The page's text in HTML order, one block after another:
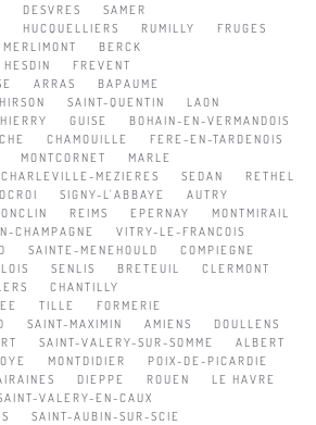
DESVRES
SAMER
HUCQUELLIERS RUMILLY
FRUGES
MERLIMONT
BERCK
HESDIN
FREVENT
ARRAS
BAPAUME
HIRSON SAINT-QUENTIN
LAON
GUISE
BOHAIN-EN-VERMANDOIS
CHAMOUILLE
FERE-EN-TARDENOIS
MONTCORNET
MARLE
CHARLEVILLE-MEZIERES SEDAN
RETHEL
SIGNY-L'ABBAYE
AUTRY
REIMS EPERNAY
MONTMIRAIL
CHAMPAGNE
VITRY-LE-FRANCOIS
SAINTE-MENEHOULD
COMPIEGNE
SENLIS BRETEUIL
CLERMONT
CHANTILLY
TILLE
FORMERIE
SAINT-MAXIMIN AMIENS
DOULLENS
SAINT-VALERY-SUR-SOMME
ALBERT
MONTDIDIER
POIX-DE-PICARDIE
DIEPPE ROUEN
LE HAVRE
VALERY-EN-CAUX
SAINT-AUBIN-SUR-SCIE